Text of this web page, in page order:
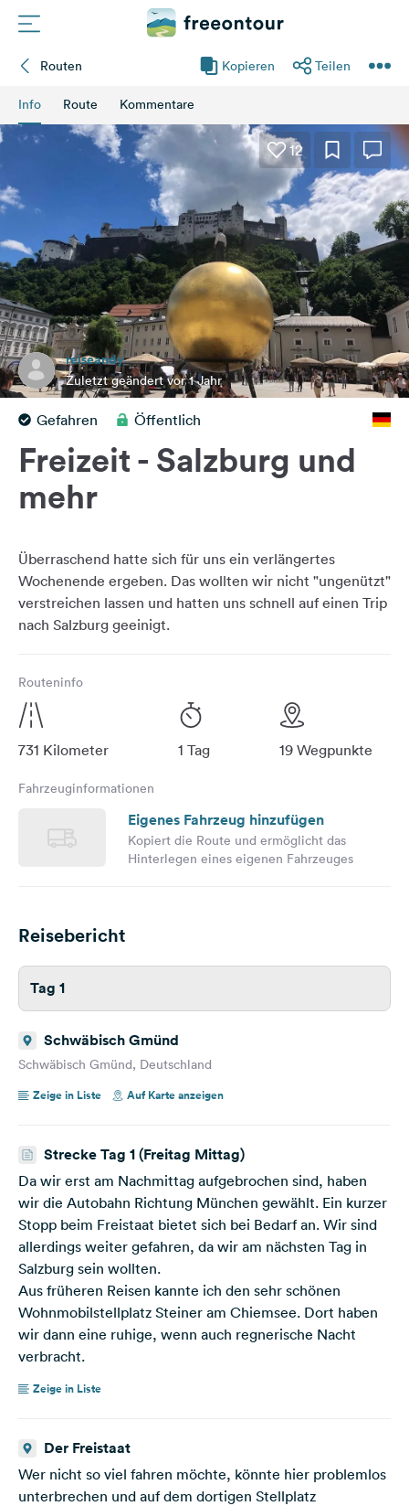
Plätze
Partner
Registrieren
Einloggen
Newsletter
Feedback
Sprache:
Deutsch
uns
auf
Social
Media
Instagram
Routen Kopieren Teilen
Info Route Kommentare
12
reiseandy
Zuletzt geändert vor 1 Jahr
Gefahren Öffentlich
Freizeit - Salzburg und
mehr
Überraschend hatte sich für uns ein verlängertes
Wochenende ergeben. Das wollten wir nicht "ungenützt"
verstreichen lassen und hatten uns schnell auf einen Trip
Routeninfo
731 Kilometer 1 Tag 19 Wegpunkte
Fahrzeuginformationen
Eigenes Fahrzeug hinzufügen
Kopiert die Route und ermöglicht das
Hinterlegen eines eigenen Fahrzeuges
Reisebericht
Tag 1
Schwäbisch Gmünd
Schwäbisch Gmünd, Deutschland
Zeige in Liste
Auf Karte anzeigen
Strecke Tag 1 (Freitag Mittag)
Da wir erst am Nachmittag aufgebrochen sind, haben
wir die Autobahn Richtung München gewählt. Ein kurzer
Stopp beim Freistaat bietet sich bei Bedarf an. Wir sind
allerdings weiter gefahren, da wir am nächsten Tag in
Salzburg sein wollten.
Aus früheren Reisen kannte ich den sehr schönen
Wohnmobilstellplatz Steiner am Chiemsee. Dort haben
wir dann eine ruhige, wenn auch regnerische Nacht
verbracht.
Zeige in Liste
Der Freistaat
Wer nicht so viel fahren möchte, könnte hier problemlos
unterbrechen und auf dem dortigen Stellplatz